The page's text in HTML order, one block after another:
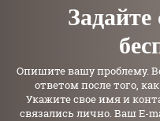
Задайте
Опишите вашу проблему.
ответом после того,
Укажите свое имя и
связались лично. Ваш E-